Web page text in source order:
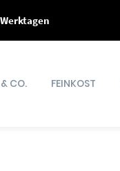
CO. FEINKOST